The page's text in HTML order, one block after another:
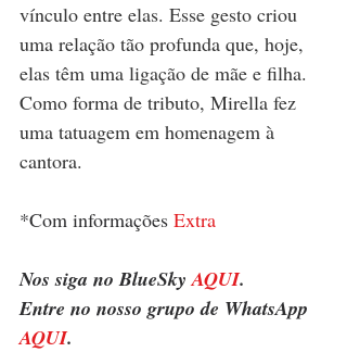
vínculo entre elas. Esse gesto criou
uma relação tão profunda que, hoje,
elas têm uma ligação de mãe e filha.
Como forma de tributo, Mirella fez
uma tatuagem em homenagem à
cantora.
*Com informações Extra
Nos siga no BlueSky AQUI.
Entre no nosso grupo de WhatsApp
AQUI.